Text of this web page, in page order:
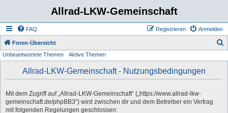
Allrad-LKW-Gemeinschaft
FAQ Anmelden
Registrieren
Foren-Übersicht
Unbeantwortete Themen Aktive Themen
Allrad-LKW-Gemeinschaft - Nutzungsbedingungen
Mit dem Zugriff auf „Allrad-LKW-Gemeinschaft“ („https://www.allrad-lkw-
gemeinschaft.de/phpBB3“) wird zwischen dir und dem Betreiber ein Vertrag
mit folgenden Regelungen geschlossen: